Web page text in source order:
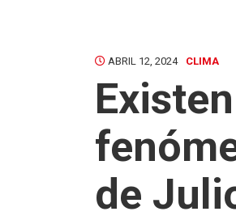
ABRIL 12, 2024 CLIMA
de